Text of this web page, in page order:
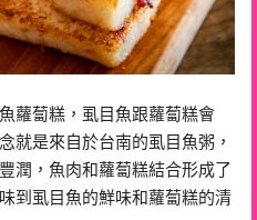
蘿蔔糕，虱目魚跟蘿蔔糕會
就是來自於台南的虱目魚粥，
潤，魚肉和蘿蔔糕結合形成了
到虱目魚的鮮味和蘿蔔糕的清